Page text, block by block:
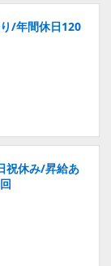
/年間休日120
祝休み/昇給あ